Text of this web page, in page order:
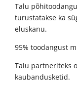
Talu
turustatakse ka
eluskanu.
95% toodangust
Talu partneriteks
kaubandusketid.